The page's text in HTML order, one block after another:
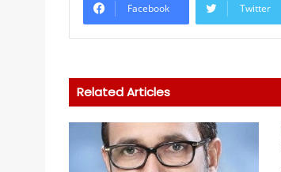
Facebook Twitter
Related Articles